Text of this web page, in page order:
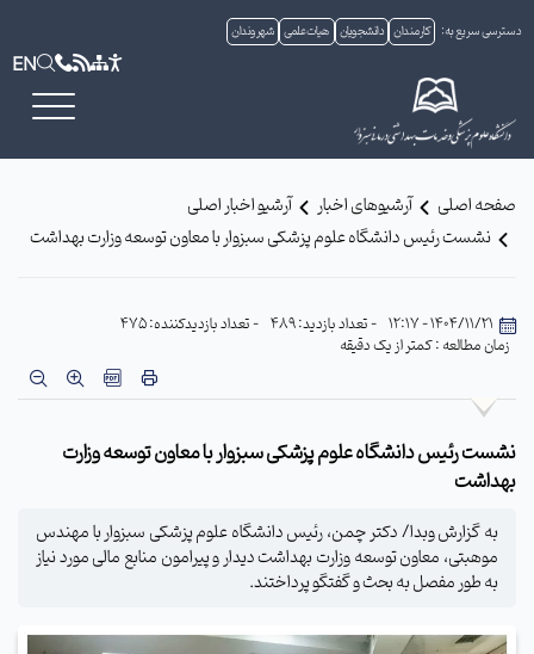
دسترسی سریع به: کارمندان دانشجویان هیات علمی شهروندان
EN
صفحه اصلی آرشیوهای اخبار
آرشیو اخبار اصلی
نشست رئیس دانشگاه علوم پزشکی سبزوار با معاون توسعه وزارت بهداشت
1404/11/21 - 12:17 - تعداد بازدید: 489
- تعداد بازدیدکننده: 475
زمان مطالعه : کمتر از یک دقیقه
نشست رئیس دانشگاه علوم پزشکی سبزوار با معاون توسعه وزارت
بهداشت
به گزارش وبدا/ دکتر چمن، رئیس دانشگاه علوم پزشکی سبزوار با مهندس
موهبتی، معاون توسعه وزارت بهداشت دیدار و پیرامون منابع مالی مورد نیاز
به طور مفصل به بحث و گفتگو پرداختند.